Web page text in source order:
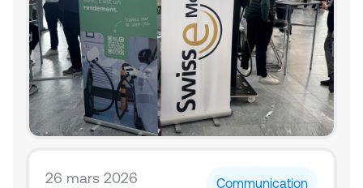
26 mars 2026 Communication